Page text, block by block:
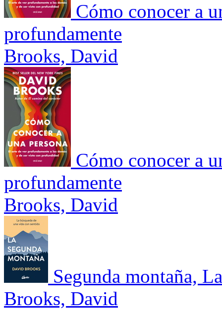
Cómo conocer a
profundamente
Brooks, David
Cómo conocer a
profundamente
Brooks, David
Segunda montaña,
Brooks, David